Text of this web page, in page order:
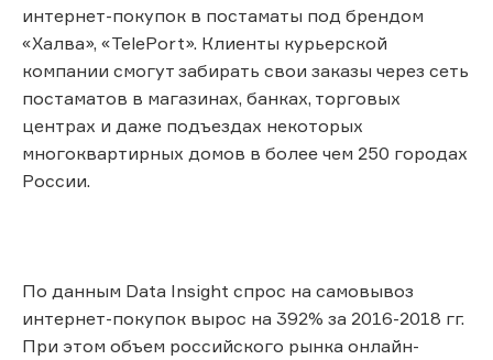
интернет-покупок в постаматы под брендом
«Халва», «TelePort». Клиенты курьерской
компании смогут забирать свои заказы через сеть
постаматов в магазинах, банках, торговых
центрах и даже подъездах некоторых
многоквартирных домов в более чем 250 городах
России.
По данным Data Insight спрос на самовывоз
интернет-покупок вырос на 392% за 2016-2018 гг.
При этом объем российского рынка онлайн-